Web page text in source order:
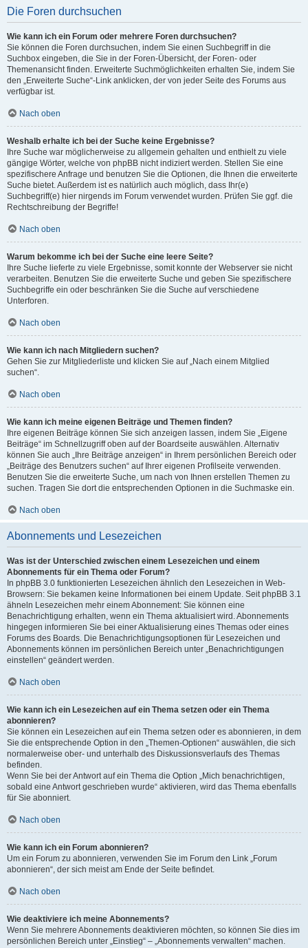
Die Foren durchsuchen
Wie kann ich ein Forum oder mehrere Foren durchsuchen?
Sie können die Foren durchsuchen, indem Sie einen Suchbegriff in die
Suchbox eingeben, die Sie in der Foren-Übersicht, der Foren- oder
Themenansicht finden. Erweiterte Suchmöglichkeiten erhalten Sie, indem Sie
den „Erweiterte Suche“-Link anklicken, der von jeder Seite des Forums aus
verfügbar ist.
Nach oben
Weshalb erhalte ich bei der Suche keine Ergebnisse?
Ihre Suche war möglicherweise zu allgemein gehalten und enthielt zu viele
gängige Wörter, welche von phpBB nicht indiziert werden. Stellen Sie eine
spezifischere Anfrage und benutzen Sie die Optionen, die Ihnen die erweiterte
Suche bietet. Außerdem ist es natürlich auch möglich, dass Ihr(e)
Suchbegriff(e) hier nirgends im Forum verwendet wurden. Prüfen Sie ggf. die
Rechtschreibung der Begriffe!
Nach oben
Warum bekomme ich bei der Suche eine leere Seite?
Ihre Suche lieferte zu viele Ergebnisse, somit konnte der Webserver sie nicht
verarbeiten. Benutzen Sie die erweiterte Suche und geben Sie spezifischere
Suchbegriffe ein oder beschränken Sie die Suche auf verschiedene
Unterforen.
Nach oben
Wie kann ich nach Mitgliedern suchen?
Gehen Sie zur Mitgliederliste und klicken Sie auf „Nach einem Mitglied
suchen“.
Nach oben
Wie kann ich meine eigenen Beiträge und Themen finden?
Ihre eigenen Beiträge können Sie sich anzeigen lassen, indem Sie „Eigene
Beiträge“ im Schnellzugriff oben auf der Boardseite auswählen. Alternativ
können Sie auch „Ihre Beiträge anzeigen“ in Ihrem persönlichen Bereich oder
„Beiträge des Benutzers suchen“ auf Ihrer eigenen Profilseite verwenden.
Benutzen Sie die erweiterte Suche, um nach von Ihnen erstellen Themen zu
suchen. Tragen Sie dort die entsprechenden Optionen in die Suchmaske ein.
Nach oben
Abonnements und Lesezeichen
Was ist der Unterschied zwischen einem Lesezeichen und einem
Abonnements für ein Thema oder Forum?
In phpBB 3.0 funktionierten Lesezeichen ähnlich den Lesezeichen in Web-
Browsern: Sie bekamen keine Informationen bei einem Update. Seit phpBB 3.1
ähneln Lesezeichen mehr einem Abonnement: Sie können eine
Benachrichtigung erhalten, wenn ein Thema aktualisiert wird. Abonnements
hingegen informieren Sie bei einer Aktualisierung eines Themas oder eines
Forums des Boards. Die Benachrichtigungsoptionen für Lesezeichen und
Abonnements können im persönlichen Bereich unter „Benachrichtigungen
einstellen“ geändert werden.
Nach oben
Wie kann ich ein Lesezeichen auf ein Thema setzen oder ein Thema
abonnieren?
Sie können ein Lesezeichen auf ein Thema setzen oder es abonnieren, in dem
Sie die entsprechende Option in den „Themen-Optionen“ auswählen, die sich
normalerweise ober- und unterhalb des Diskussionsverlaufs des Themas
befinden.
Wenn Sie bei der Antwort auf ein Thema die Option „Mich benachrichtigen,
sobald eine Antwort geschrieben wurde“ aktivieren, wird das Thema ebenfalls
für Sie abonniert.
Nach oben
Wie kann ich ein Forum abonnieren?
Um ein Forum zu abonnieren, verwenden Sie im Forum den Link „Forum
abonnieren“, der sich meist am Ende der Seite befindet.
Nach oben
Wie deaktiviere ich meine Abonnements?
Wenn Sie mehrere Abonnements deaktivieren möchten, so können Sie dies im
persönlichen Bereich unter „Einstieg“ – „Abonnements verwalten“ machen.